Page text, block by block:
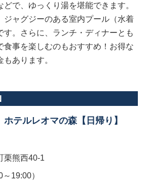
で、ゆっくり湯を堪能できます。
ジャグジーのある室内プール（水着
す。さらに、ランチ・ディナーとも
食事を楽しむのもおすすめ！お得な
あります。
テルレオマの森【日帰り】
栗熊西40-1
19:00）